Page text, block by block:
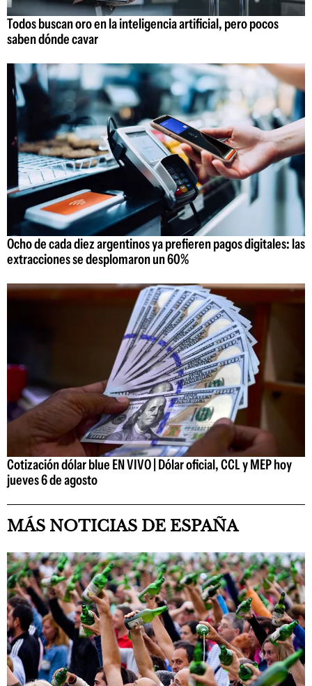
Todos buscan oro en la inteligencia artificial, pero pocos
saben dónde cavar
Ocho de cada diez argentinos ya prefieren pagos digitales: las
extracciones se desplomaron un 60%
Cotización dólar blue EN VIVO | Dólar oficial, CCL y MEP hoy
jueves 6 de agosto
MÁS NOTICIAS DE ESPAÑA